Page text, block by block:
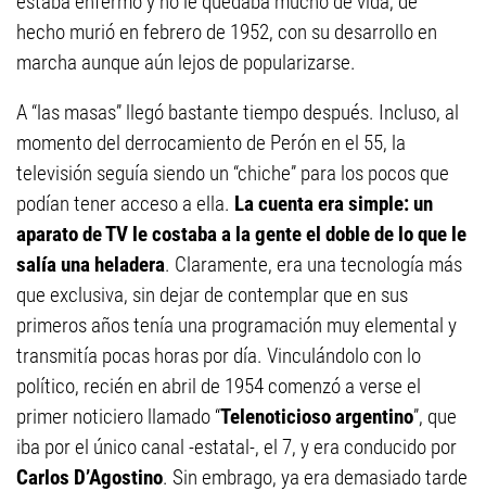
hecho murió en febrero de 1952, con su desarrollo en
marcha aunque aún lejos de popularizarse.
A “las masas” llegó bastante tiempo después. Incluso, al
momento del derrocamiento de Perón en el 55, la
televisión seguía siendo un “chiche” para los pocos que
podían tener acceso a ella. La cuenta era simple: un
aparato de TV le costaba a la gente el doble de lo que le
salía una heladera. Claramente, era una tecnología más
que exclusiva, sin dejar de contemplar que en sus
primeros años tenía una programación muy elemental y
transmitía pocas horas por día. Vinculándolo con lo
político, recién en abril de 1954 comenzó a verse el
primer noticiero llamado “Telenoticioso argentino”, que
iba por el único canal -estatal-, el 7, y era conducido por
Carlos D’Agostino. Sin embrago, ya era demasiado tarde